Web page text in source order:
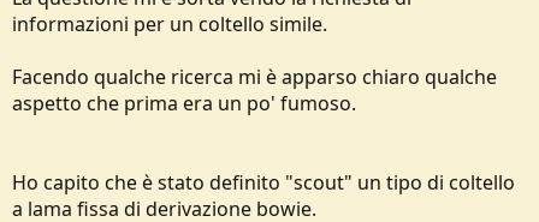
informazioni per un coltello simile.
Facendo qualche ricerca mi è apparso chiaro qualche
aspetto che prima era un po' fumoso.
Ho capito che è stato definito "scout" un tipo di coltello
a lama fissa di derivazione bowie.